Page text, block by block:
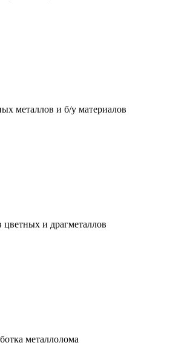
металлов и б/у материалов
цветных и драгметаллов
металлолома